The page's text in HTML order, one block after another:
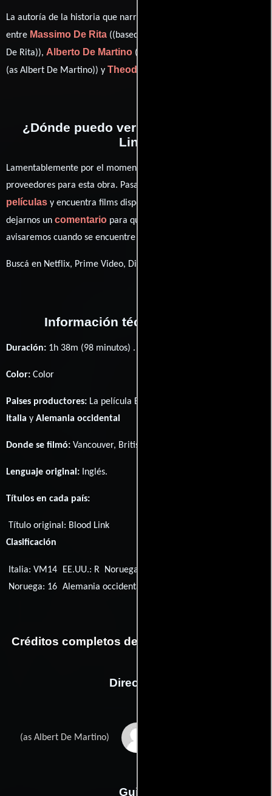
La autoría de la historia que narra esta obra está compartida
entre Massimo De Rita ((based on an original story by) (as Max
De Rita)), Alberto De Martino ((based on an original story by)
(as Albert De Martino)) y Theodore Apstein
¿Dónde puedo ver la películas Blood
Link?
Lamentablemente por el momento no contamos con enlaces a
proveedores para esta obra. Pasa por nuestro catálogo de
películas y encuentra films disponibles. También puedes
dejarnos un comentario para que le demos prioridad y te
avisaremos cuando se encuentre disponible
Buscá en Netflix, Prime Video, Disney+
Información técnica y general
Duración: 1h 38m (98 minutos) .
Color: Color
Paises productores: La película Blood Link fué producida en
Italia y Alemania occidental
Donde se filmó: Vancouver, British Columbia, Canada y Italy.
Lenguaje original: Inglés.
Títulos en cada país:
Título original: Blood Link
Clasificación
Italia: VM14 EE.UU.: R Noruega: 15
Noruega: 16 Alemania occidental: 18
Créditos completos de la película Blood Link
Dirección
(as Albert De Martino)
Guión